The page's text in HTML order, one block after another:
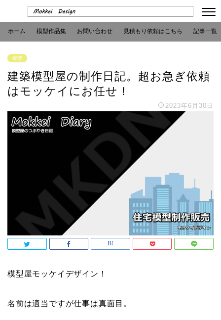
ホーム 模型作品集 お問い合わせ 見積もり依頼はこちら 記事一覧
模型
建築模型屋の制作日記。超お急ぎ依頼
はモッケイにお任せ！
2023年6月30日
模型屋モッケイデザイン！
名前は適当ですが仕事は真面目。